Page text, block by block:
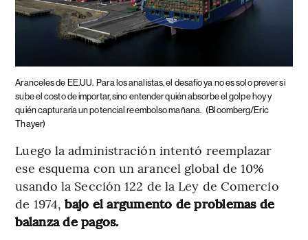
Aranceles de EE.UU. Para los analistas, el desafío ya no es solo prever si
sube el costo de importar, sino entender quién absorbe el golpe hoy y
quién capturaría un potencial reembolso mañana. (Bloomberg/Eric
Thayer)
Luego la administración intentó reemplazar
ese esquema con un arancel global de 10%
usando la Sección 122 de la Ley de Comercio
de 1974, bajo el argumento de problemas de
balanza de pagos.